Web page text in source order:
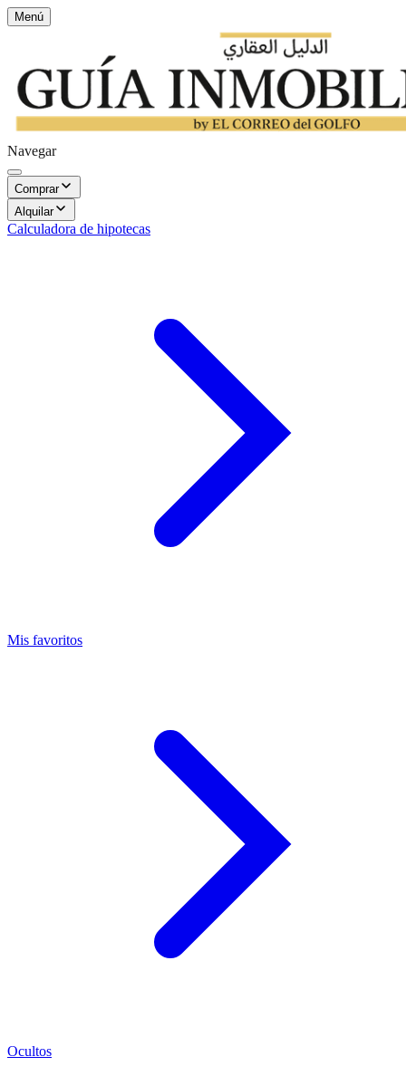
Menú
Navegar
Comprar
Alquilar
Calculadora de hipotecas
Mis favoritos
Ocultos